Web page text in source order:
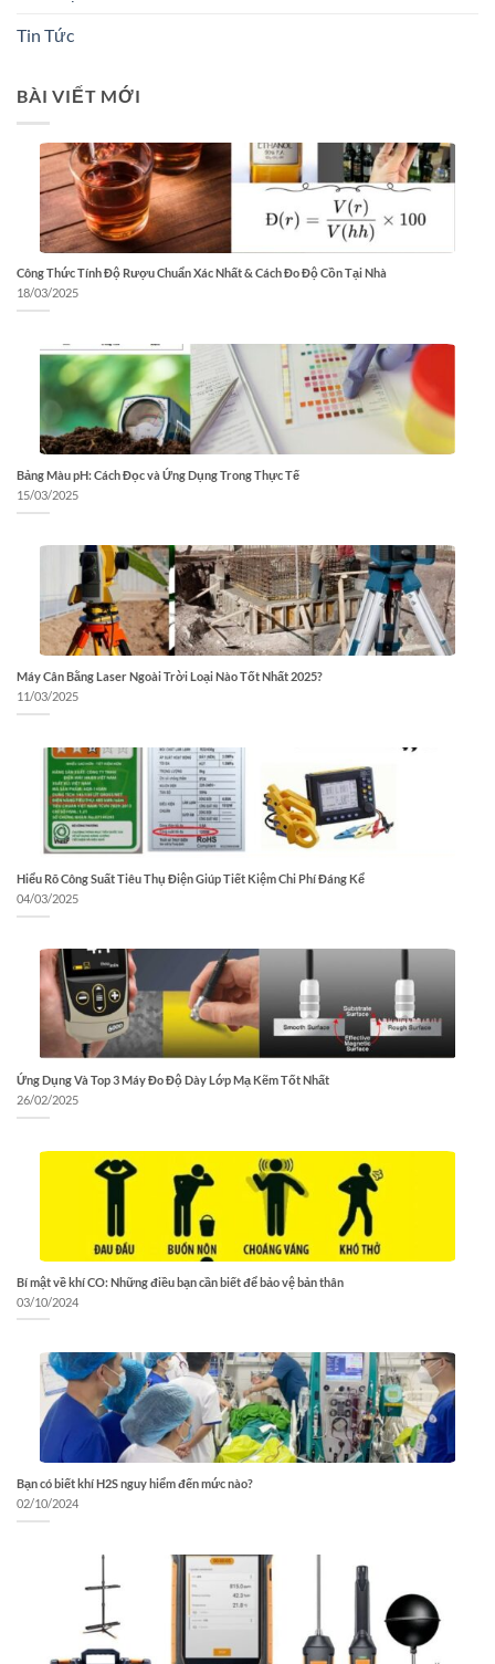
Tin Tức
BÀI VIẾT MỚI
Công Thức Tính Độ Rượu Chuẩn Xác Nhất & Cách Đo Độ Cồn Tại Nhà
18/03/2025
Bảng Màu pH: Cách Đọc và Ứng Dụng Trong Thực Tế
15/03/2025
Máy Cân Bằng Laser Ngoài Trời Loại Nào Tốt Nhất 2025?
11/03/2025
Hiểu Rõ Công Suất Tiêu Thụ Điện Giúp Tiết Kiệm Chi Phí Đáng Kể
04/03/2025
Ứng Dụng Và Top 3 Máy Đo Độ Dày Lớp Mạ Kẽm Tốt Nhất
26/02/2025
Bí mật về khí CO: Những điều bạn cần biết để bảo vệ bản thân
03/10/2024
Bạn có biết khí H2S nguy hiểm đến mức nào?
02/10/2024